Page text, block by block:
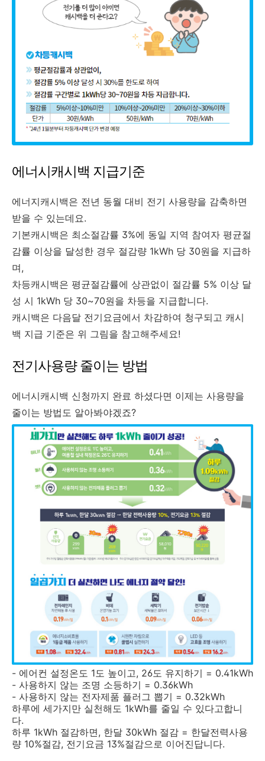
에너시캐시백 지급기준
에너지캐시백은 전년 동월 대비 전기 사용량을 감축하면
받을 수 있는데요.
기본캐시백은 최소절감률 3%에 동일 지역 참여자 평균절
감률 이상을 달성한 경우 절감량 1kWh 당 30원을 지급하
며,
차등캐시백은 평균절감률에 상관없이 절감률 5% 이상 달
성 시 1kWh 당 30~70원을 차등을 지급합니다.
캐시백은 다음달 전기요금에서 차감하여 청구되고 캐시
백 지급 기준은 위 그림을 참고해주세요!​
전기사용량 줄이는 방법
에너시캐시백 신청까지 완료 하셨다면 이제는 사용량을
줄이는 방법도 알아봐야겠죠?
- 에어컨 설정온도 1도 높이고, 26도 유지하기 = 0.41kWh
- 사용하지 않는 조명 소등하기 = 0.36kWh
- 사용하지 않는 전자제품 플러그 뽑기 = 0.32kWh
하루에 세가지만 실천해도 1kWh를 줄일 수 있다고합니
다.
하루 1kWh 절감하면, 한달 30kWh 절감 = 한달전력사용
량 10%절감, 전기요금 13%절감으로 이어진답니다.